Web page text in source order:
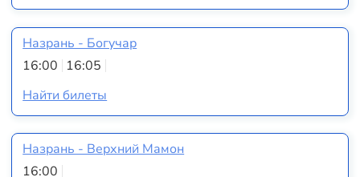
Назрань - Богучар
16:00 16:05
Найти билеты
Назрань - Верхний Мамон
16:00